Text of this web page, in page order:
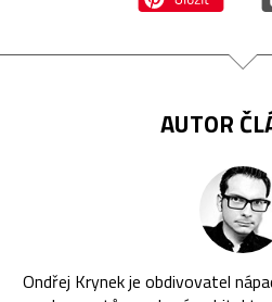
AUTOR
Ondřej Krynek je obdivovatel